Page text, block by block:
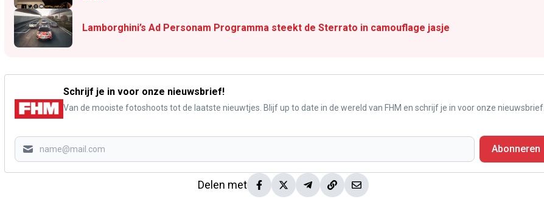
Lamborghini’s Ad Personam Programma steekt de Sterrato in camouflage jasje
Schrijf je in voor onze nieuwsbrief!
Van de mooiste fotoshoots tot de laatste nieuwtjes. Blijf up to date in de wereld van FHM en schrijf je in voor onze nieuwsbrief.
Abonneren
Delen met